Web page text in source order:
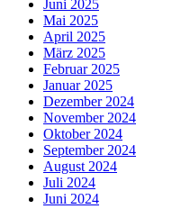
Juni 2025
Mai 2025
April 2025
März 2025
Februar 2025
Januar 2025
Dezember 2024
November 2024
Oktober 2024
September 2024
August 2024
Juli 2024
Juni 2024